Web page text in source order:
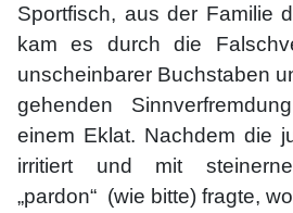
Sportfisch, aus der Familie
kam es durch die
unscheinbarer Buchstaben
gehenden
einem Eklat. Nachdem die
irritiert und mit
„pardon“ (wie bitte) fragte,